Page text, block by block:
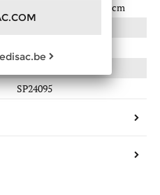
40(B) x 9(L) x 32(H) in cm
SP24095
schoudertassen, handtassen